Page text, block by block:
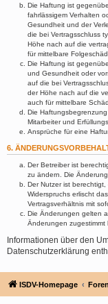
Die Haftung ist
fahrlässigem Verhalten
Gesundheit und der
die bei Vertragsschluss
Höhe nach auf die
für mittelbare
Die Haftung ist
und Gesundheit oder
auf die bei
der Höhe nach auf die
auch für mittelbare
Die
Mitarbeiter und
Ansprüche für eine
6.
Der Betreiber ist
zu ändern. Die
Der Nutzer ist
Widerspruchs erlischt
Vertragsverhältnis mit
Die Änderungen gelten
Änderungen zugestimmt
Informationen über den
Datenschutzerklärung
ISDV-Homepage Foren